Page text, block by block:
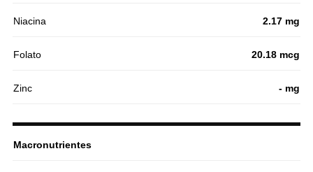
Niacina 2.17 mg
Folato 20.18 mcg
Zinc - mg
Macronutrientes